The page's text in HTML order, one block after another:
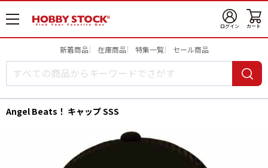
メ
ニ
開
ログイン カート
新着商品 在庫商品 特集一覧 セール商品
Angel Beats！ キャップ SSS